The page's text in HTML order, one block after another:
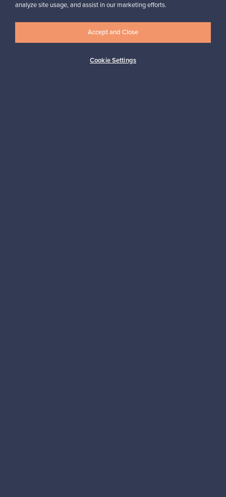
Aitoa designia Turvalliset maksut
analyze site usage, and assist in our marketing efforts.
Cookie Settings
Accept and Close